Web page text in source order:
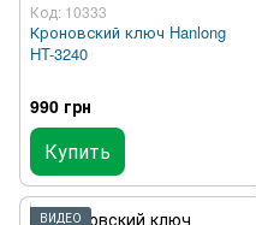
Код: 10333
Кроновский ключ Hanlong
HT-3240
990 грн
Купить
ВИДЕО